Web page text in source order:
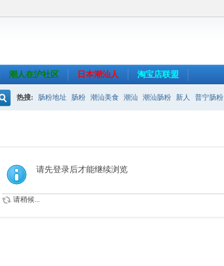
潮人在沪社区 日本潮汕人 淘宝店联盟
热搜: 肠粉地址 肠粉 潮汕美食 潮汕 潮汕肠粉 新人 普宁肠粉
请先登录后才能继续浏览
请稍候...